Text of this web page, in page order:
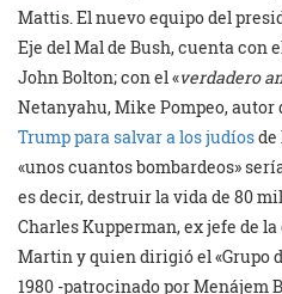
Mattis. El nuevo equipo del
Eje del Mal de Bush, cuenta con
John Bolton; con el «verdadero
Netanyahu, Mike Pompeo, autor
Trump para salvar a los judíosde
«unos cuantos bombardeos»
es decir, destruir la vida de 80
Charles Kupperman, ex jefe de
Martin y quien dirigió el «Grupo
1980 -patrocinado por Menájem